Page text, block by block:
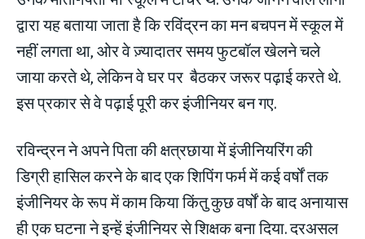
द्वारा यह बताया जाता है कि रविंद्रन का मन बचपन में स्कूल में
नहीं लगता था, ओर वे ज़्यादातर समय फुटबॉल खेलने चले
जाया करते थे, लेकिन वे घर पर बैठकर जरूर पढ़ाई करते थे.
इस प्रकार से वे पढ़ाई पूरी कर इंजीनियर बन गए.
रविन्द्रन ने अपने पिता की क्षत्रछाया में इंजीनियरिंग की
डिग्री हासिल करने के बाद एक शिपिंग फर्म में कई वर्षों तक
इंजीनियर के रूप में काम किया किंतु कुछ वर्षों के बाद अनायास
ही एक घटना ने इन्हें इंजीनियर से शिक्षक बना दिया. दरअसल